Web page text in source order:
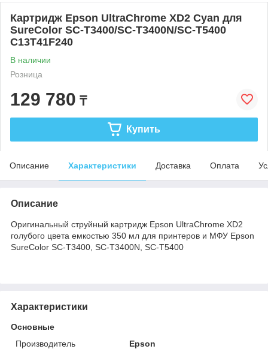
Картридж Epson UltraChrome XD2 Cyan для
SureColor SC-T3400/SC-T3400N/SC-T5400
C13T41F240
В наличии
Розница
129 780 ₸
Купить
Описание Характеристики Доставка Оплата
Описание
Оригинальный струйный картридж Epson UltraChrome XD2
голубого цвета емкостью 350 мл для принтеров и МФУ Epson
SureColor SC-T3400, SC-T3400N, SC-T5400
Характеристики
Основные
Производитель
Epson